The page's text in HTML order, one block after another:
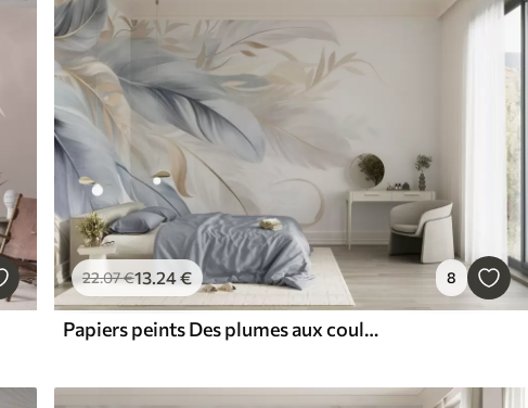
22.07€13.24€ 8
Papiers peints Des plumes aux couleurs pastel texturées et des feuilles délicates sur un fond clair